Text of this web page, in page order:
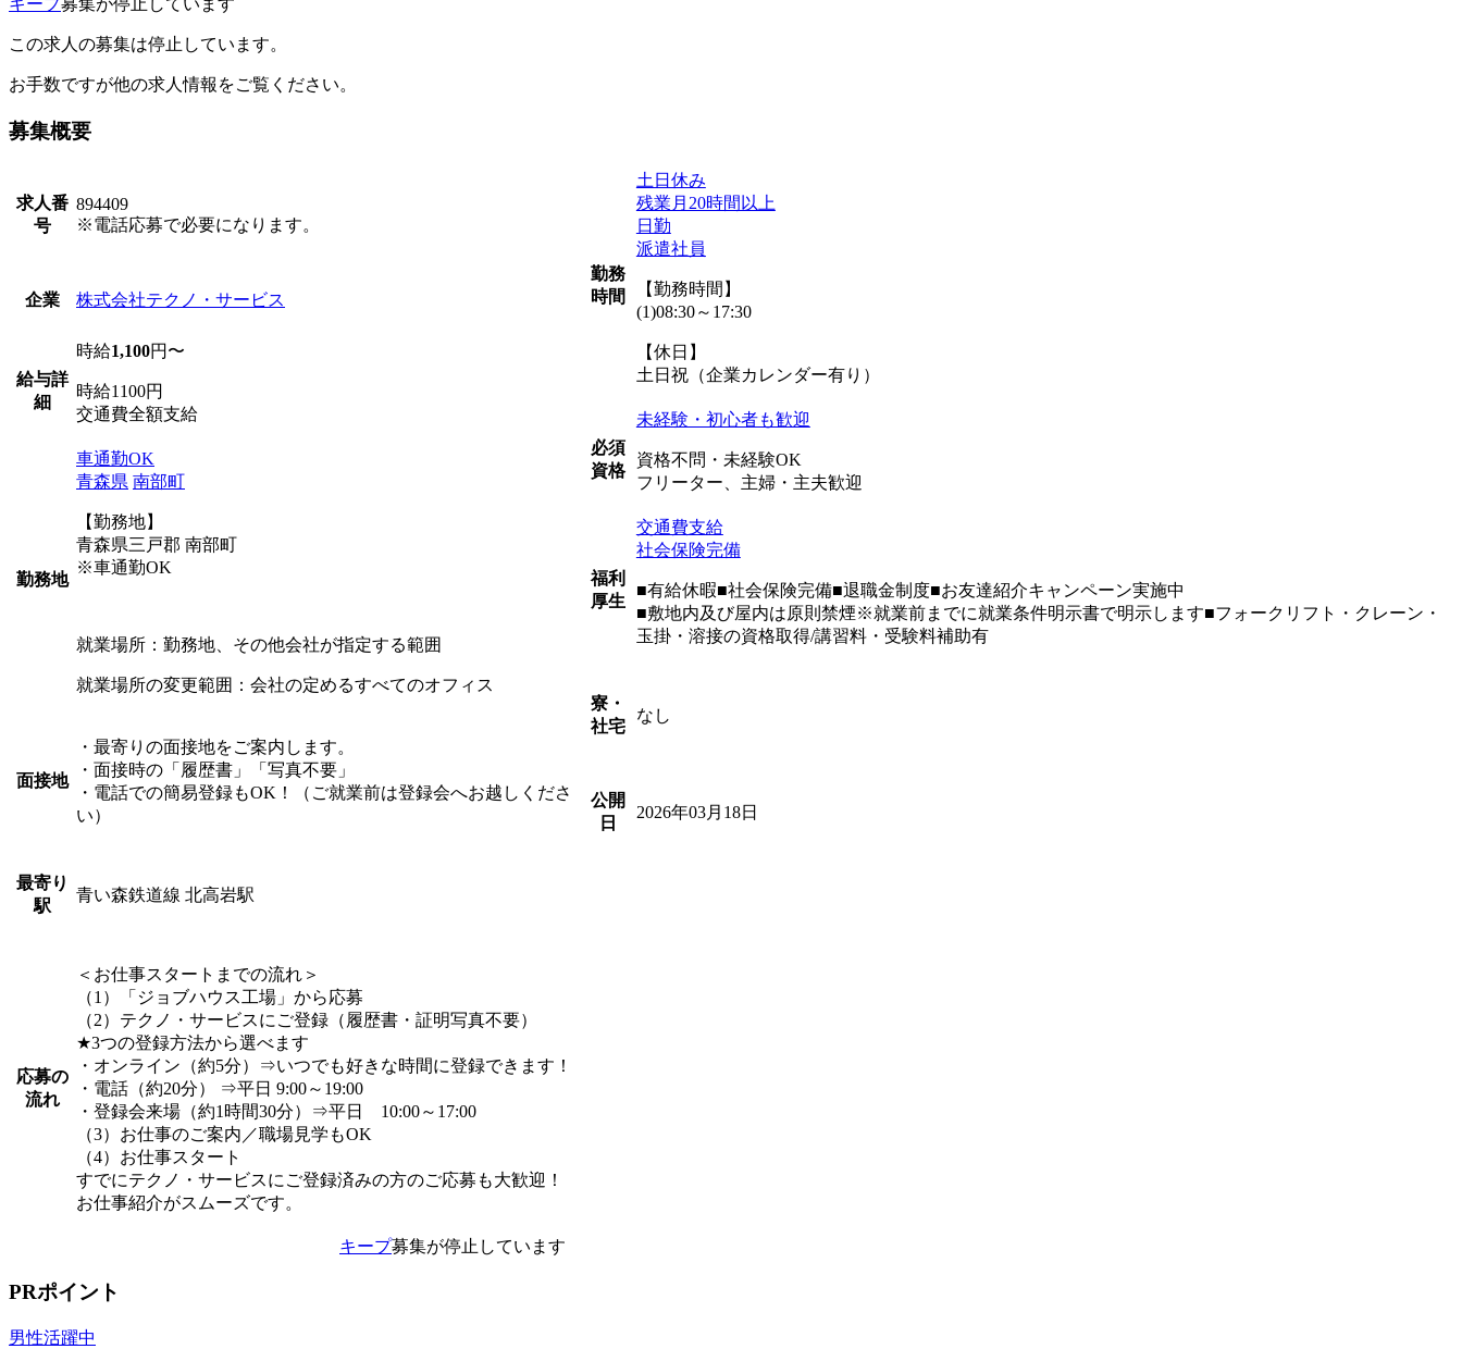
キープ募集が停止しています
この求人の募集は停止しています。
お手数ですが他の求人情報をご覧ください。
募集概要
求人番
号
894409
※電話応募で必要になります。
企業 株式会社テクノ・サービス
給与詳
細
時給1,100円〜
時給1100円
交通費全額支給
勤務地
車通勤OK
青森県 南部町
【勤務地】
青森県三戸郡 南部町
※車通勤OK
就業場所：勤務地、その他会社が指定する範囲
就業場所の変更範囲：会社の定めるすべてのオフィス
面接地
・最寄りの面接地をご案内します。
・面接時の「履歴書」「写真不要」
・電話での簡易登録もOK！（ご就業前は登録会へお越しくださ
い）
最寄り
駅
青い森鉄道線 北高岩駅
応募の
流れ
＜お仕事スタートまでの流れ＞
（1）「ジョブハウス工場」から応募
（2）テクノ・サービスにご登録（履歴書・証明写真不要）
★3つの登録方法から選べます
・オンライン（約5分）⇒いつでも好きな時間に登録できます！
・電話（約20分） ⇒平日 9:00～19:00
・登録会来場（約1時間30分）⇒平日 10:00～17:00
（3）お仕事のご案内／職場見学もOK
（4）お仕事スタート
すでにテクノ・サービスにご登録済みの方のご応募も大歓迎！
お仕事紹介がスムーズです。
勤務
時間
土日休み
残業月20時間以上
日勤
派遣社員
【勤務時間】
(1)08:30～17:30
【休日】
土日祝（企業カレンダー有り）
必須
資格
未経験・初心者も歓迎
資格不問・未経験OK
フリーター、主婦・主夫歓迎
福利
厚生
交通費支給
社会保険完備
■有給休暇■社会保険完備■退職金制度■お友達紹介キャンペーン実施中
■敷地内及び屋内は原則禁煙※就業前までに就業条件明示書で明示します■フォークリフト・クレーン・
玉掛・溶接の資格取得/講習料・受験料補助有
寮・
社宅
なし
公開
日
2026年03月18日
キープ募集が停止しています
PRポイント
男性活躍中